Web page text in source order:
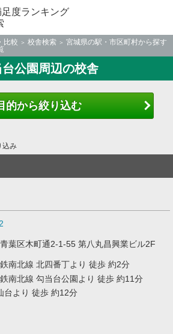
度ランキング
比較 校舎検索
宮城県の駅・市区町村から探す
公園周辺の校舎
的から絞り込む
込み
葉区木町通2-1-55 第八丸昌興業ビル2F
南北線 北四番丁より 徒歩 約2分
南北線 勾当台公園より 徒歩 約11分
台より 徒歩 約12分